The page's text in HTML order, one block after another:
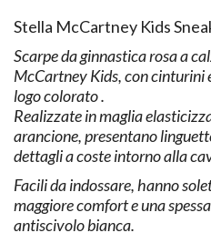
Stella McCartney Kids
Scarpe da ginnastica rosa a
McCartney Kids, con cinturini
logo colorato .
Realizzate in maglia
arancione, presentano
dettagli a coste intorno alla
Facili da indossare, hanno
maggiore comfort e una
antiscivolo bianca.